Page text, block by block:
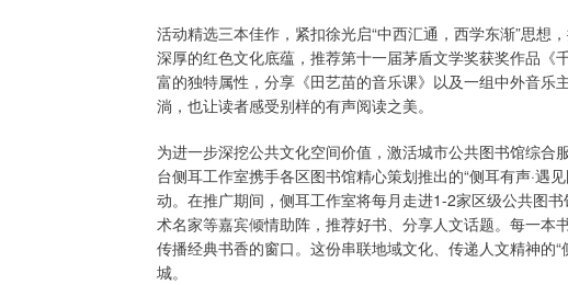
活动精选三本佳作，紧扣徐光启“中西汇通，西学东渐”思
深厚的红色文化底蕴，推荐第十一届茅盾文学奖获奖作品
富的独特属性，分享《田艺苗的音乐课》以及一组中外音
淌，也让读者感受别样的有声阅读之美。
为进一步深挖公共文化空间价值，激活城市公共图书馆综
台侧耳工作室携手各区图书馆精心策划推出的“侧耳有声·
动。在推广期间，侧耳工作室将每月走进1-2家区级公共图
术名家等嘉宾倾情助阵，推荐好书、分享人文话题。每一本
传播经典书香的窗口。这份串联地域文化、传递人文精神的
城。